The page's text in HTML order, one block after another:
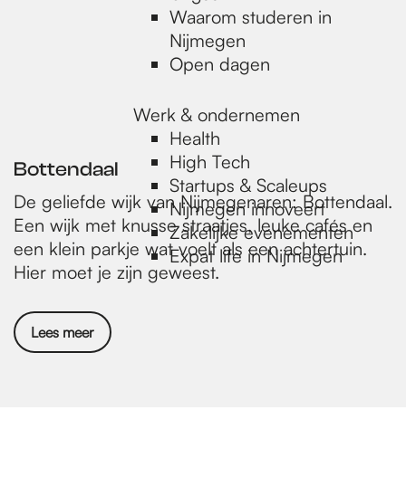
Waarom studeren in
Nijmegen
Open dagen
Werk & ondernemen
Health
High Tech
Startups & Scaleups
Nijmegen innoveert
Zakelijke evenementen
Expat life in Nijmegen
Bottendaal
De geliefde wijk van Nijmegenaren: Bottendaal.
Een wijk met knusse straatjes, leuke cafés en
een klein parkje wat voelt als een achtertuin.
Hier moet je zijn geweest.
Lees meer